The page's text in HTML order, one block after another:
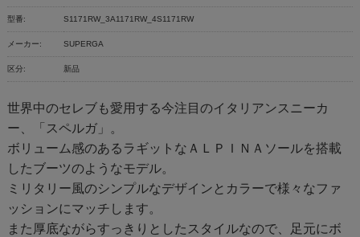
型番: S1171RW_3A1171RW_4S1171RW
メーカー: SUPERGA
区分: 新品
世界中のセレブも愛用する今注目のイタリアンスニーカ
ー、「スペルガ」。
ボリューム感のあるラギットなＡＬＰＩＮＡソールを搭載
したブーツのようなモデル。
ミリタリー風のシンプルなデザインとカラーで様々なファ
ッションにマッチします。
また厚底ながらすっきりとしたスタイルなので、足元にボ